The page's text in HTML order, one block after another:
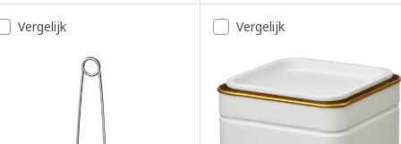
Vergelijk Vergelijk